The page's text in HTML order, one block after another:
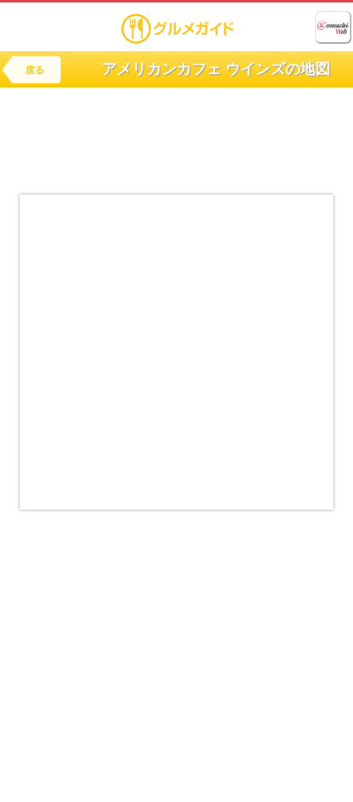
戻る アメリカンカフェ ウインズの地図